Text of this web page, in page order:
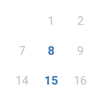
1 2
7 8 9
14 15 16